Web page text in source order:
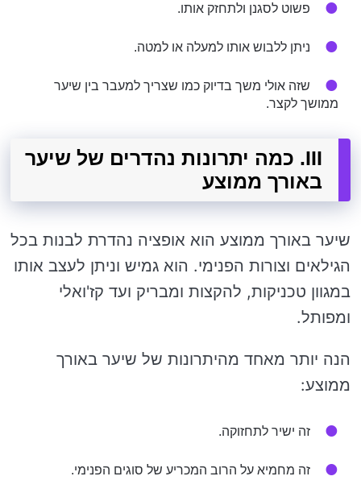
פשוט לסגנן ולתחזק אותו.
ניתן ללבוש אותו למעלה או למטה.
שזה אולי משך בדיוק כמו שצריך למעבר בין שיער
ממושך לקצר.
III. כמה יתרונות נהדרים של שיער
באורך ממוצע
שיער באורך ממוצע הוא אופציה נהדרת לבנות בכל
הגילאים וצורות הפנימי. הוא גמיש וניתן לעצב אותו
במגוון טכניקות, להקצות ומבריק ועד קז'ואלי
ומפותל.
הנה יותר מאחד מהיתרונות של שיער באורך
ממוצע:
זה ישיר לתחזוקה.
זה מחמיא על הרוב המכריע של סוגים הפנימי.